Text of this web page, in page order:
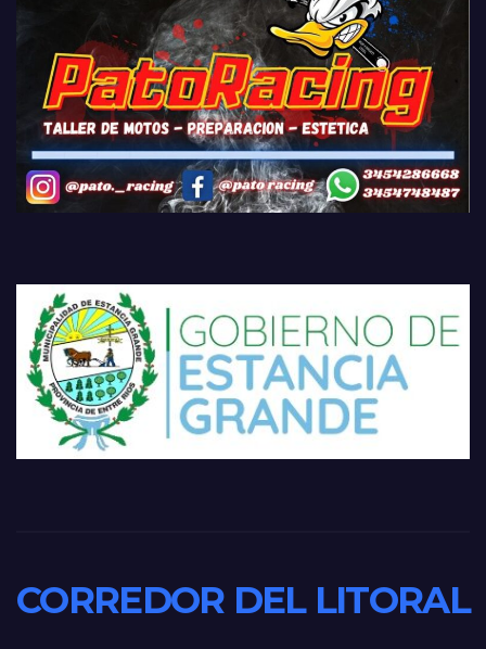
CORREDOR DEL LITORAL